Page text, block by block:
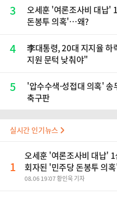
재점화, 김민석 "과반 승
3
오세훈 '여론조사비 대납'
돈봉투 의혹'…왜?
4
李대통령, 20대 지지율
지원 문턱 낮춰야"
5
'압수수색·성접대 의혹'
축구판
실시간 인기뉴스
1
오세훈 '여론조사비 대납' 1
회자된 '민주당 돈봉투 의
08.06 19:07 황인욱 기자